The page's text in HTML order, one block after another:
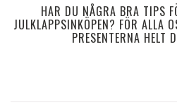
HAR DU NÅGRA BRA TIPS
JULKLAPPSINKÖPEN? FÖR ALLA
PRESENTERNA HELT